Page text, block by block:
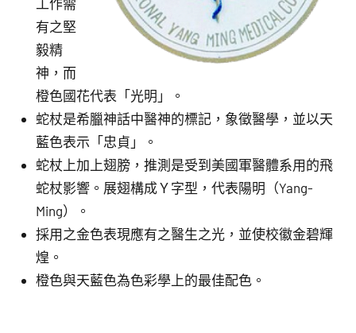
有之堅
毅精
神，而
橙色國花代表「光明」。
蛇杖是希臘神話中醫神的標記，象徵醫學，並以天
藍色表示「忠貞」。
蛇杖上加上翅膀，推測是受到美國軍醫體系用的飛
蛇杖影響。展翅構成Ｙ字型，代表陽明（Yang-
Ming）。
採用之金色表現應有之醫生之光，並使校徽金碧輝
煌。
橙色與天藍色為色彩學上的最佳配色。